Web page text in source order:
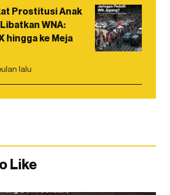
Prostitusi Anak
WNA:
hingga ke Meja
lalu
Like